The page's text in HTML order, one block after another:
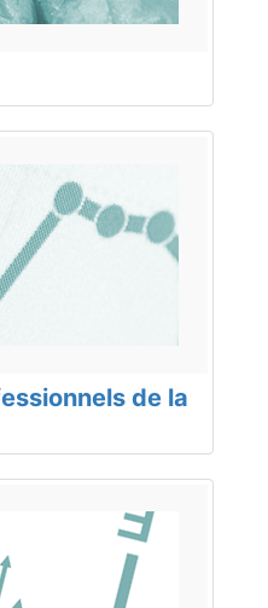
de la